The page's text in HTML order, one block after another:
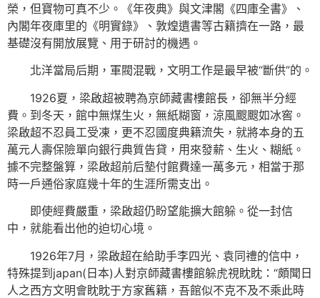
榮，但寶物可真不少。《年夜典》與文津閣《四庫全書》、
內閣年夜庫里的《明實錄》、敦煌遺書等古籍擠在一路，最
基礎沒有開放展覽、用于研討的機遇。
北洋當局后期，軍閥混戰，文明工作是最早被“斷供”的。
1926夏，梁啟超被聘為京師藏書樓館長，卻無半分經
費。到冬天，館中無煤生火，無紙糊窗，涼風颼颼如冰窖。
梁啟超不忍員工受凍，更不忍國度典籍流失，就將本身的五
萬元人壽保險單向銀行典質告貸，用來發薪、生火、糊紙。
據不完整盤算，梁啟超前后墊付館費達一萬多元，相當于那
時一戶通俗家庭幾十年的生涯所需支出。
即使經費嚴重，梁啟超仍盼望能擴大館躲。從一封信
中，就能看出他的迫切心境。
1926年7月，梁啟超在給助手李四光、袁同禮的信中，
特殊提到japan(日本)人對京師藏書樓館躲虎視眈眈：“頗聞日
人之西方文明會眈眈于方家舊籍，吾館似不克不及不乘此時